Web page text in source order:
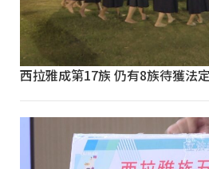
西拉雅成第17族 仍有8族待獲法